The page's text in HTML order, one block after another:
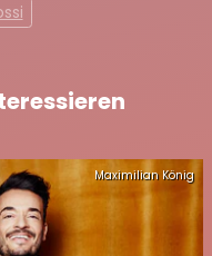
Maximilian König